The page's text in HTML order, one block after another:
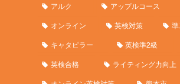
アルク
アップルコース
オンライン
英検対策
キャタピラー
英検準2級
英検合格
ライティング力向上